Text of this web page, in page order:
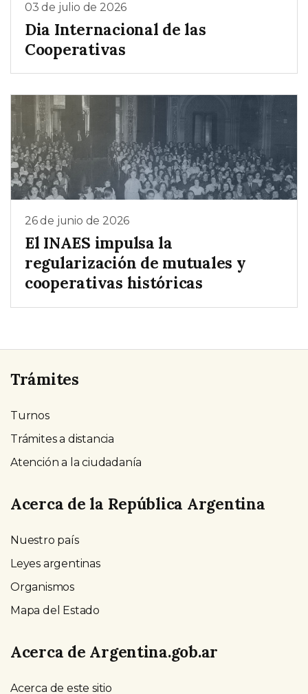
03 de julio de 2026
Dia Internacional de las
Cooperativas
26 de junio de 2026
El INAES impulsa la
regularización de mutuales y
cooperativas históricas
Trámites
Turnos
Trámites a distancia
Atención a la ciudadanía
Acerca de la República Argentina
Nuestro país
Leyes argentinas
Organismos
Mapa del Estado
Acerca de Argentina.gob.ar
Acerca de este sitio